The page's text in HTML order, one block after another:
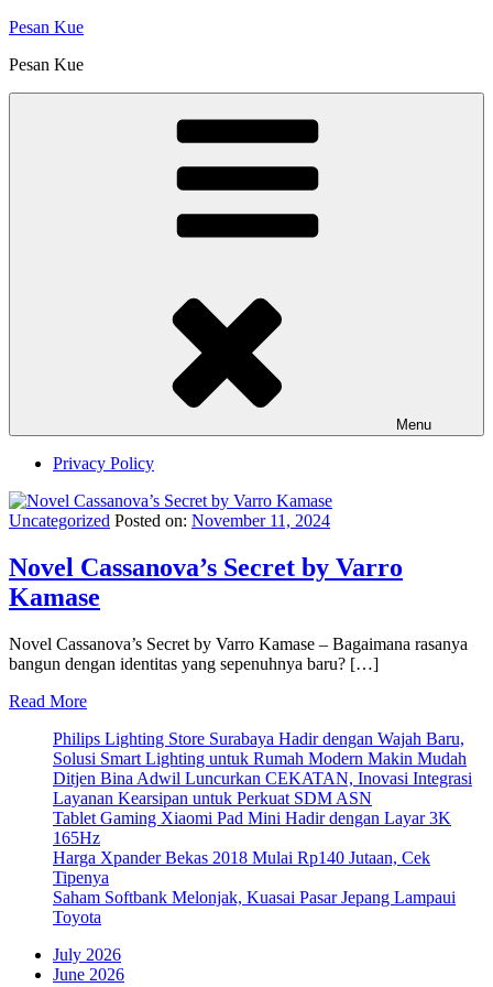
Skip
content
Pesan Kue
Pesan Kue
Menu
Privacy Policy
Uncategorized Posted on: November 11, 2024
Novel Cassanova’s Secret by Varro
Kamase
Novel Cassanova’s Secret by Varro Kamase – Bagaimana rasanya
bangun dengan identitas yang sepenuhnya baru? […]
Read More
Philips Lighting Store Surabaya Hadir dengan Wajah Baru,
Solusi Smart Lighting untuk Rumah Modern Makin Mudah
Ditjen Bina Adwil Luncurkan CEKATAN, Inovasi Integrasi
Layanan Kearsipan untuk Perkuat SDM ASN
Tablet Gaming Xiaomi Pad Mini Hadir dengan Layar 3K
165Hz
Harga Xpander Bekas 2018 Mulai Rp140 Jutaan, Cek
Tipenya
Saham Softbank Melonjak, Kuasai Pasar Jepang Lampaui
Toyota
July 2026
June 2026